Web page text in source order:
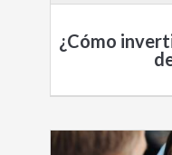
¿Cómo